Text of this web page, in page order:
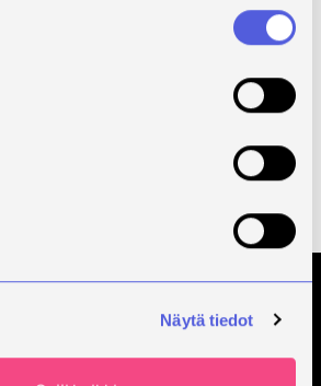
Näytä tiedot
Nuorisokeskus Metsäkartano
Palvelujen kehittymisestä hyötyy
niin kansallispuistojen kävijät kuin